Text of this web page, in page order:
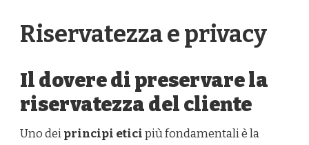
Riservatezza e privacy
Il dovere di preservare la
riservatezza del cliente
Uno deiprincipi eticipiù fondamentali è la